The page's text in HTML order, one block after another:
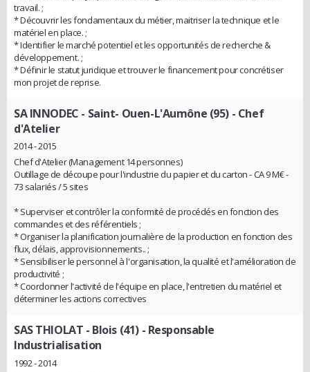
travail. ;
* Découvrir les fondamentaux du métier, maitriser la technique et le
matériel en place. ;
* Identifier le marché potentiel et les opportunités de recherche &
développement. ;
* Définir le statut juridique et trouver le financement pour concrétiser
mon projet de reprise.
SA INNODEC - Saint- Ouen-L'Aumône (95) - Chef
d'Atelier
2014 - 2015
Chef d'Atelier (Management 14 personnes)
Outillage de découpe pour l'industrie du papier et du carton - CA 9 M€ -
73 salariés / 5 sites
* Superviser et contrôler la conformité de procédés en fonction des
commandes et des référentiels ;
* Organiser la planification journalière de la production en fonction des
flux, délais, approvisionnements.. ;
* Sensibiliser le personnel à l'organisation, la qualité et l'amélioration de
productivité ;
* Coordonner l'activité de l'équipe en place, l'entretien du matériel et
déterminer les actions correctives
SAS THIOLAT - Blois (41)- Responsable
Industrialisation
1992 - 2014